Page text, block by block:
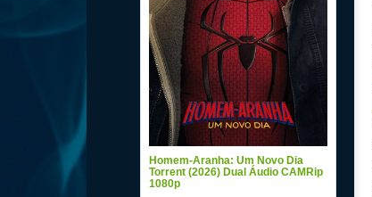
Homem-Aranha: Um Novo Dia
Torrent (2026) Dual Áudio CAMRip
1080p